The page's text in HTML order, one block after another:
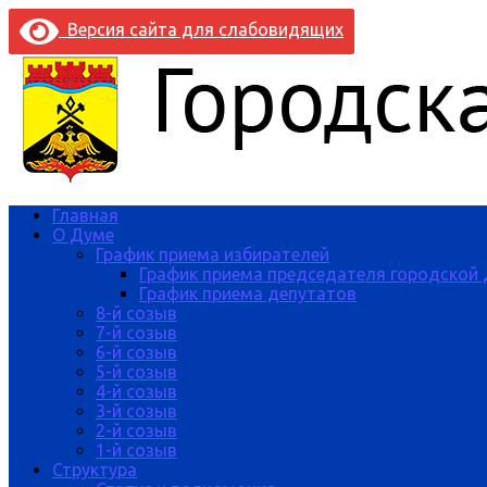
Версия сайта для слабовидящих
Главная
О Думе
График приема избирателей
График приема председателя
График приема депутатов
8-й созыв
7-й созыв
6-й созыв
5-й созыв
4-й созыв
3-й созыв
2-й созыв
1-й созыв
Структура